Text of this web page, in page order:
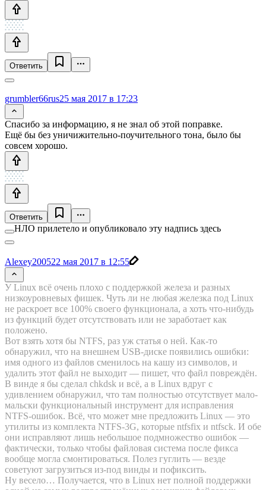
Ответить
grumbler66rus25 мая 2017 в 17:23
Спасибо за информацию, я не знал об этой поправке.
Ещё бы без уничижительно-поучительного тона, было бы
совсем хорошо.
Ответить
НЛО прилетело и опубликовало эту надпись здесь
Alexey200522 мая 2017 в 12:55
У Linux всё очень плохо с поддержкой железа и разных
низкоуровневых фишек. Чуть ли не любая железка под Linux
не раскроет все 100% своего функционала, а хоть что-нибудь
из функций будет отсутствовать или не заработает как
положено.
Вот взять хотя бы NTFS, раз уж статья о ней. Как-то
обнаружил, что на внешнем USB-диске появились ошибки:
имя одного из файлов сменилось на кашу из символов, и
удалить этот файл не выходит — пишет, что файл повреждён.
В винде я бы сделал chkdsk и всё, а в Linux вдруг с
удивлением обнаружил, что там полностью отсутствует мало-
мальски функциональный инструмент для исправления
NTFS-ошибок. Всё, что может мне предложить Linux — это
утилиты из комплекта NTFS-3G, которые ntfsfix и ntfsck. И обе
они исправляют лишь небольшое подмножество ошибок —
фактически, только чтобы файловая система после фикса
вообще могла смонтироваться. Полез гуглить — везде
советуют загрузиться из-под винды и пофиксить.
Ну весело… Получается, что в Linux нет полной поддержки